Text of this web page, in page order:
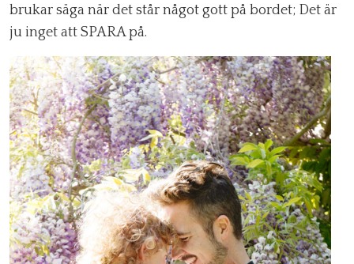
brukar säga när det står något gott på bordet; Det är
ju inget att SPARA på.